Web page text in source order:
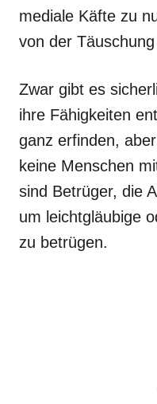
mediale Käfte zu
von der
Zwar gibt es
ihre Fähigkeiten
ganz erfinden,
keine Menschen
sind Betrüger, die
um leichtgläubige
zu betrügen.